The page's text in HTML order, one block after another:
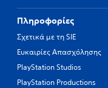
Πληροφορίες
Σχετικά με τη SIE
Ευκαιρίες Απασχόλησης
PlayStation Studios
PlayStation Productions